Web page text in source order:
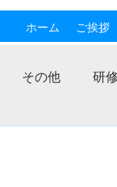
ホーム ご挨拶
その他 研